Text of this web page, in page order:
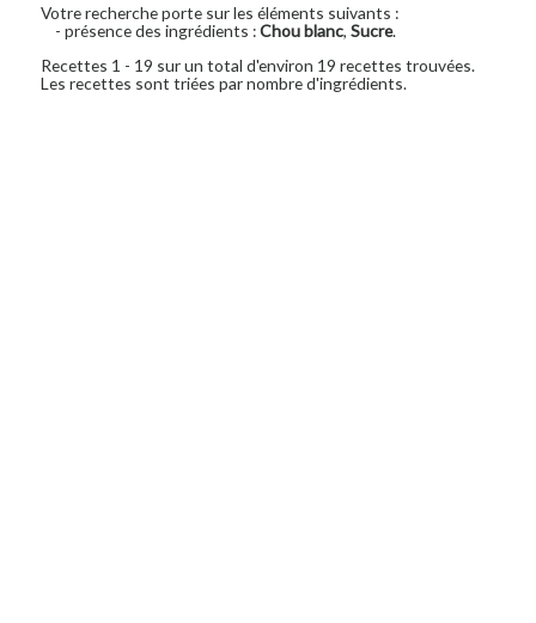
Votre recherche porte sur les éléments suivants :
- présence des ingrédients :Chou blanc, Sucre.
Recettes 1 - 19 sur un total d'environ 19 recettes trouvées.
Les recettes sont triées par nombre d'ingrédients.